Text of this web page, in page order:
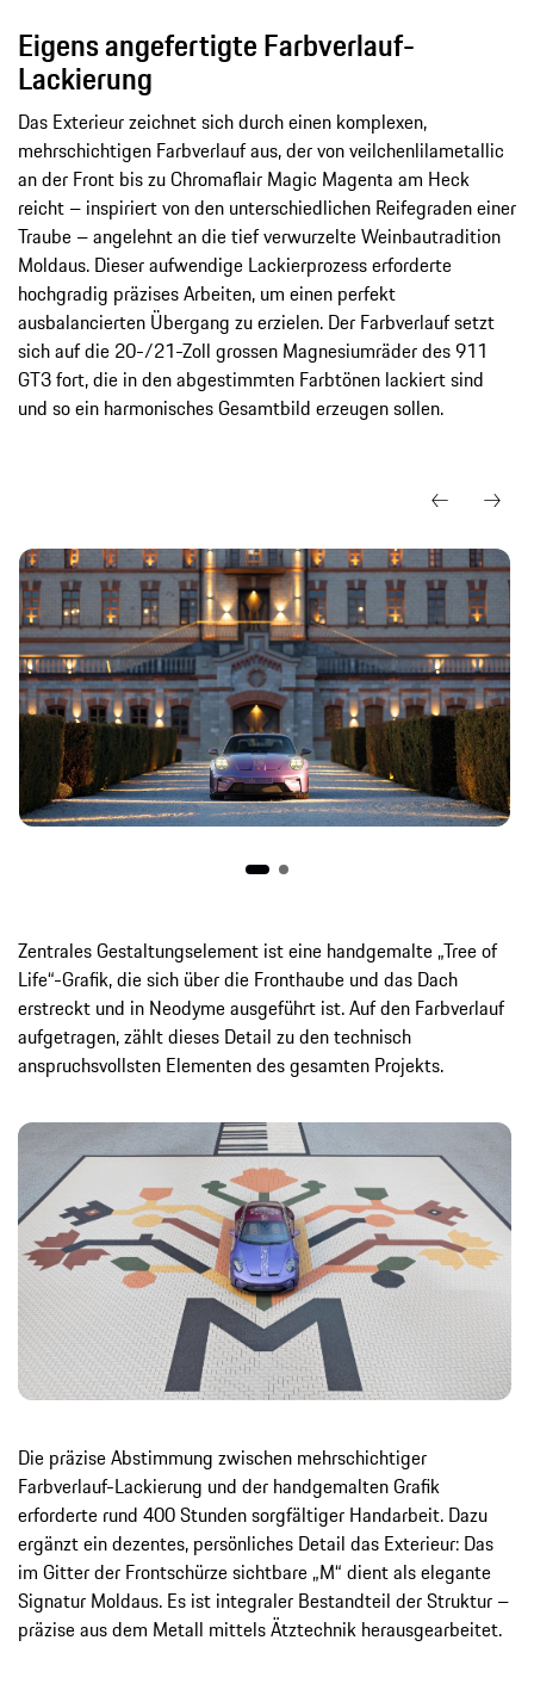
Eigens angefertigte Farbverlauf-
Lackierung
Das Exterieur zeichnet sich durch einen komplexen,
mehrschichtigen Farbverlauf aus, der von veilchenlilametallic
an der Front bis zu Chromaflair Magic Magenta am Heck
reicht – inspiriert von den unterschiedlichen Reifegraden einer
Traube – angelehnt an die tief verwurzelte Weinbautradition
Moldaus. Dieser aufwendige Lackierprozess erforderte
hochgradig präzises Arbeiten, um einen perfekt
ausbalancierten Übergang zu erzielen. Der Farbverlauf setzt
sich auf die 20-/21-Zoll grossen Magnesiumräder des 911
GT3 fort, die in den abgestimmten Farbtönen lackiert sind
und so ein harmonisches Gesamtbild erzeugen sollen.
Zentrales Gestaltungselement ist eine handgemalte „Tree of
Life“-Grafik, die sich über die Fronthaube und das Dach
erstreckt und in Neodyme ausgeführt ist. Auf den Farbverlauf
aufgetragen, zählt dieses Detail zu den technisch
anspruchsvollsten Elementen des gesamten Projekts.
Die präzise Abstimmung zwischen mehrschichtiger
Farbverlauf-Lackierung und der handgemalten Grafik
erforderte rund 400 Stunden sorgfältiger Handarbeit. Dazu
ergänzt ein dezentes, persönliches Detail das Exterieur: Das
im Gitter der Frontschürze sichtbare „M“ dient als elegante
Signatur Moldaus. Es ist integraler Bestandteil der Struktur –
präzise aus dem Metall mittels Ätztechnik herausgearbeitet.